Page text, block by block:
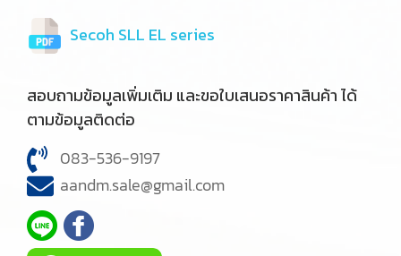
Secoh SLL EL series
สอบถามข้อมูลเพิ่มเติม และขอใบเสนอราคาสินค้า ได้
ตามข้อมูลติดต่อ
083-536-9197
aandm.sale@gmail.com